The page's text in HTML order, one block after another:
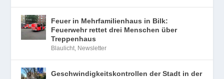
Feuer in Mehrfamilienhaus in Bilk:
Feuerwehr rettet drei Menschen über
Treppenhaus
Blaulicht, Newsletter
Geschwindigkeitskontrollen der Stadt in der